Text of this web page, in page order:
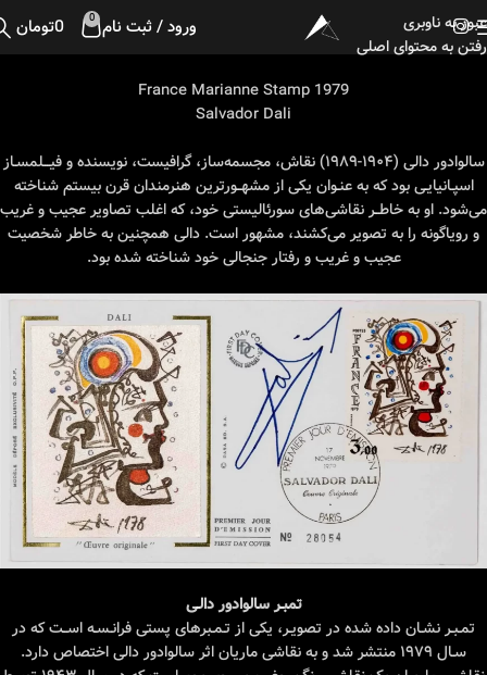
عبور به ناوبری
رفتن به محتوای اصلی
ورود / ثبت نام 0
0تومان
1979 France Marianne Stamp
Salvador Dali
سالوادور دالی (۱۹۰۴-۱۹۸۹) نقاش، مجسمه‌ساز، گرافیست، نویسنده و فیـــلمسـاز
اسپـانیایـی بود که به عنـوان یکی از مشهــورترین هنرمندان قرن بیستم شناخته
می‌شود. او به خاطــر نقاشی‌های سورئالیستی خود، که اغلب تصاویر عجیب و غریب
و رویاگونه را به تصویر می‌کشند، مشهور است. دالی همچنین به خاطر شخصیت
عجیب و غریب و رفتار جنجالی خود شناخته شده بود.
تمبـر سالوادور دالـی
تمـبـر نشـان داده شده در تصویـر، یکی از تـمـبرهای پستی فرانـسـه اســت که در
سـال ۱۹۷۹ منتشر شد و به نقاشی ماریان اثر سالوادور دالی اختصاص دارد.